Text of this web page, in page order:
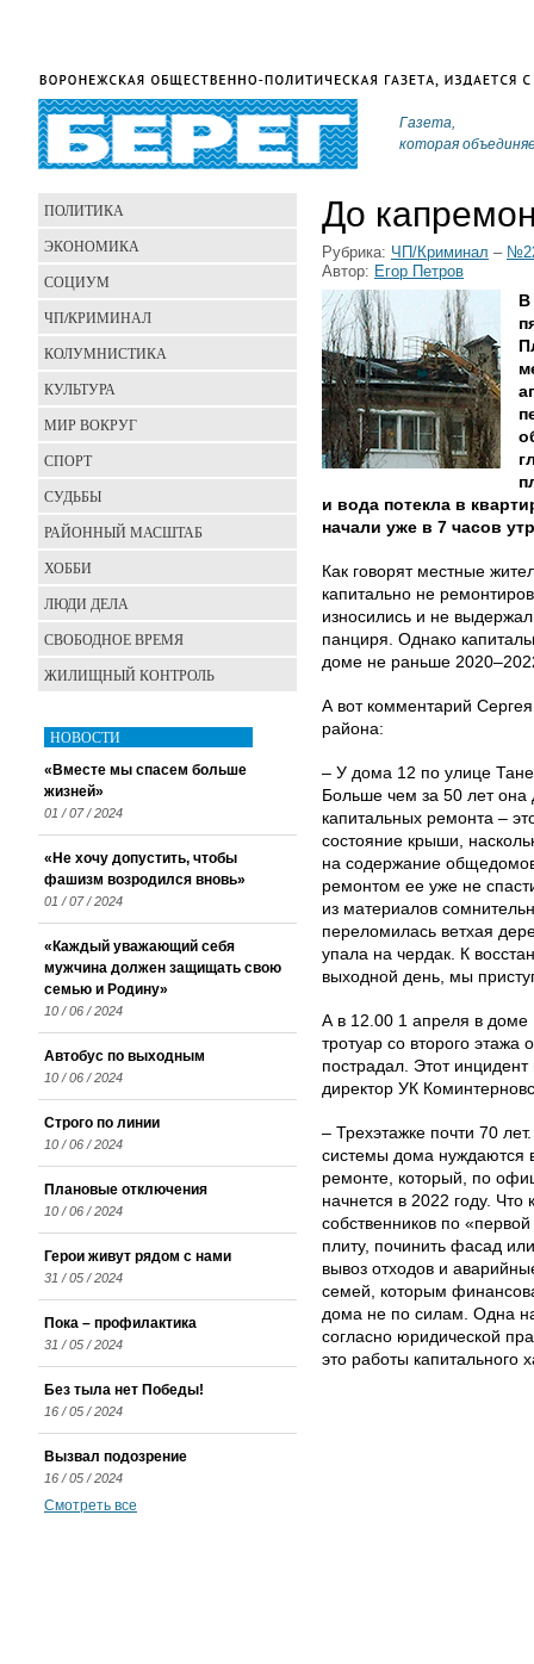
Газета,
которая
До
Рубрика: ЧП/Криминал –
Автор: Егор Петров
и вода потекла в
начали уже в 7 часов
Как говорят местные
капитально не
износились и не
панциря. Однако
доме не раньше
А вот комментарий
района:
– У дома 12 по улице
Больше чем за 50 лет
капитальных ремонта –
состояние крыши,
на содержание
ремонтом ее уже не
из материалов
переломилась ветхая
упала на чердак. К
выходной день, мы
А в 12.00 1 апреля в доме
тротуар со второго этажа
пострадал. Этот
директор УК
– Трехэтажке почти 70
системы дома нуждаются
ремонте, который, по
начнется в 2022 году. Что
собственников по
плиту, починить фасад
вывоз отходов и
семей, которым
дома не по силам. Одна
согласно юридической
это работы капитального
ПОЛИТИКА
ЭКОНОМИКА
СОЦИУМ
ЧП/КРИМИНАЛ
КОЛУМНИСТИКА
КУЛЬТУРА
МИР ВОКРУГ
СПОРТ
СУДЬБЫ
РАЙОННЫЙ МАСШТАБ
ХОББИ
ЛЮДИ ДЕЛА
СВОБОДНОЕ ВРЕМЯ
ЖИЛИЩНЫЙ КОНТРОЛЬ
НОВОСТИ
«Вместе мы спасем больше
жизней»
01 / 07 / 2024
«Не хочу допустить, чтобы
фашизм возродился вновь»
01 / 07 / 2024
«Каждый уважающий себя
мужчина должен защищать свою
семью и Родину»
10 / 06 / 2024
Автобус по выходным
10 / 06 / 2024
Строго по линии
10 / 06 / 2024
Плановые отключения
10 / 06 / 2024
Герои живут рядом с нами
31 / 05 / 2024
Пока – профилактика
31 / 05 / 2024
Без тыла нет Победы!
16 / 05 / 2024
Вызвал подозрение
16 / 05 / 2024
Смотреть все